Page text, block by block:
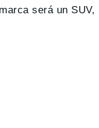
será un